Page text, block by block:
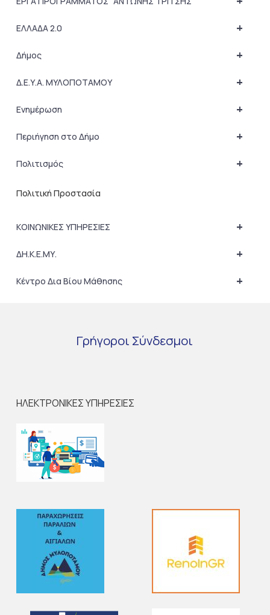
+
ΕΛΛΑΔΑ 2.0
+
Δήμος
+
Δ.Ε.Υ.Α. ΜΥΛΟΠΟΤΑΜΟΥ
+
Ενημέρωση
+
Περιήγηση στο Δήμο
+
Πολιτισμός
Πολιτική Προστασία
+
ΚΟΙΝΩΝΙΚΕΣ ΥΠΗΡΕΣΙΕΣ
+
ΔΗ.Κ.Ε.ΜΥ.
+
Κέντρο Δια Βίου Μάθησης
Γρήγοροι Σύνδεσμοι
ΗΛΕΚΤΡΟΝΙΚΕΣ ΥΠΗΡΕΣΙΕΣ